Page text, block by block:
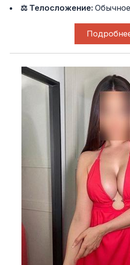
⚖ Телосложение:Обычное